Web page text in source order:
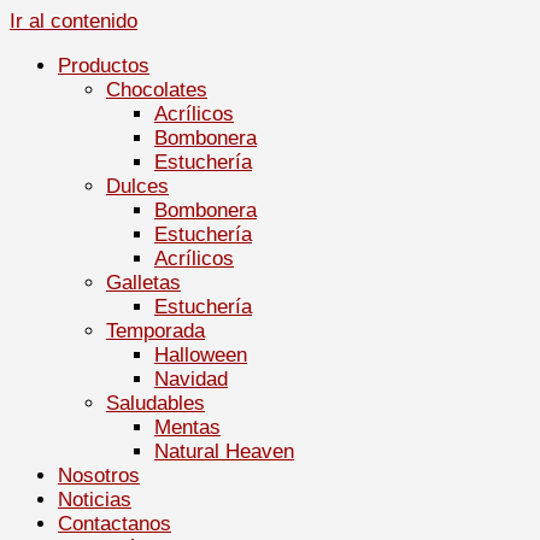
Ir al contenido
Productos
Chocolates
Acrílicos
Bombonera
Estuchería
Dulces
Bombonera
Estuchería
Acrílicos
Galletas
Estuchería
Temporada
Halloween
Navidad
Saludables
Mentas
Natural Heaven
Nosotros
Noticias
Contactanos